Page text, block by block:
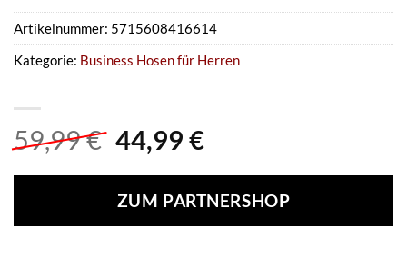
59,99€ Ursprünglicher
war:
59,99 €
44,99 €Aktueller
ist:
44,99 €.
ZUM PARTNERSHOP
Artikelnummer: 5715608416614
Kategorie: Business Hosen für Herren